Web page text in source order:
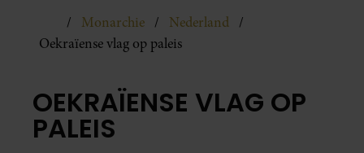
Monarchie
Nederland
Oekraïense vlag op paleis
OEKRAÏENSE VLAG OP
PALEIS